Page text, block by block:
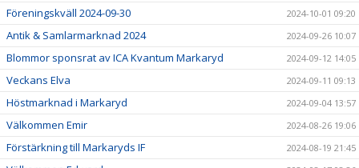
Föreningskväll 2024-09-30 2024-10-01 09:20
Antik & Samlarmarknad 2024 2024-09-26 10:07
Blommor sponsrat av ICA Kvantum Markaryd 2024-09-12 14:05
Veckans Elva 2024-09-11 09:13
Höstmarknad i Markaryd 2024-09-04 13:57
Välkommen Emir 2024-08-26 19:06
Förstärkning till Markaryds IF 2024-08-19 21:45